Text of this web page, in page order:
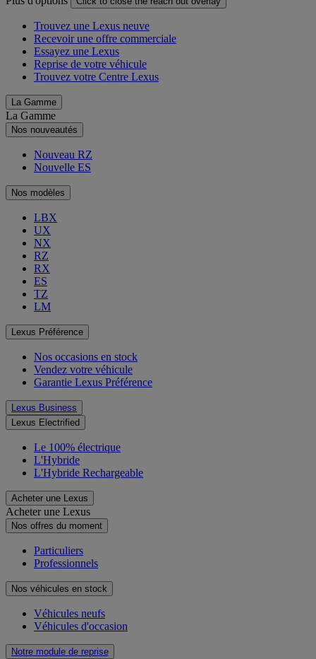
Trouvez une Lexus neuve
Recevoir une offre commerciale
Essayez une Lexus
Reprise de votre véhicule
Trouvez votre Centre Lexus
La Gamme
La Gamme
Nos nouveautés
Nouveau RZ
Nouvelle ES
Nos modèles
LBX
UX
NX
RZ
RX
ES
TZ
LM
Lexus Préférence
Nos occasions en stock
Vendez votre véhicule
Garantie Lexus Préférence
Lexus Business
Lexus Electrified
Le 100% électrique
L'Hybride
L'Hybride Rechargeable
Acheter une Lexus
Acheter une Lexus
Nos offres du moment
Particuliers
Professionnels
Nos véhicules en stock
Véhicules neufs
Véhicules d'occasion
Notre module de reprise